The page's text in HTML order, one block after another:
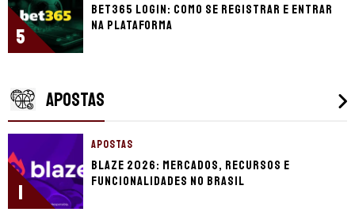
5
bet365 login: como se registrar e entrar
na plataforma
APOSTAS
1
APOSTAS
Blaze 2026: mercados, recursos e
funcionalidades no Brasil